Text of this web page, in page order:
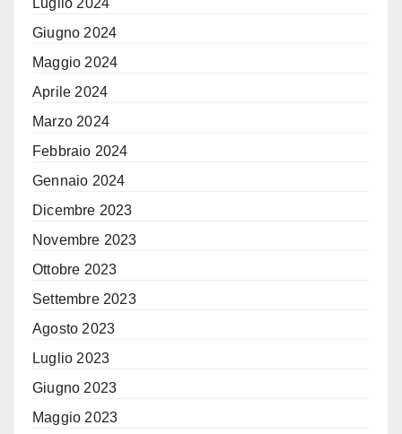
Luglio 2024
Giugno 2024
Maggio 2024
Aprile 2024
Marzo 2024
Febbraio 2024
Gennaio 2024
Dicembre 2023
Novembre 2023
Ottobre 2023
Settembre 2023
Agosto 2023
Luglio 2023
Giugno 2023
Maggio 2023